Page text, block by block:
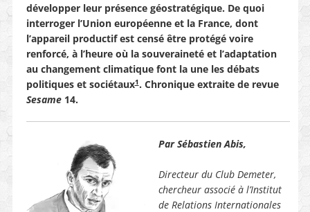
développer leur présence géostratégique. De quoi
interroger l’Union européenne et la France, dont
l’appareil productif est censé être protégé voire
renforcé, à l’heure où la souveraineté et l’adaptation
au changement climatique font la une les débats
politiques et sociétaux1. Chronique extraite de revue
Sesame14.
Par Sébastien Abis,
Directeur du Club Demeter,
chercheur associé à l’Institut
de Relations Internationales